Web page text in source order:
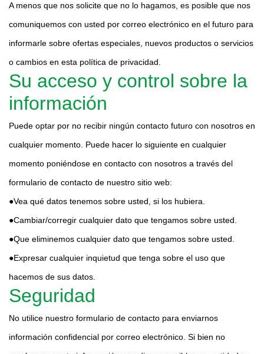
A menos que nos solicite que no lo hagamos, es posible que nos
comuniquemos con usted por correo electrónico en el futuro para
informarle sobre ofertas especiales, nuevos productos o servicios
o cambios en esta política de privacidad.
Su acceso y control sobre la
información
Puede optar por no recibir ningún contacto futuro con nosotros en
cualquier momento. Puede hacer lo siguiente en cualquier
momento poniéndose en contacto con nosotros a través del
formulario de contacto de nuestro sitio web:
●Vea qué datos tenemos sobre usted, si los hubiera.
●Cambiar/corregir cualquier dato que tengamos sobre usted.
●Que eliminemos cualquier dato que tengamos sobre usted.
●Expresar cualquier inquietud que tenga sobre el uso que
hacemos de sus datos.
Seguridad
No utilice nuestro formulario de contacto para enviarnos
información confidencial por correo electrónico. Si bien no